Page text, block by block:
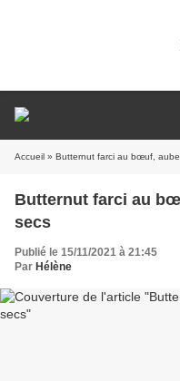
Accueil » Butternut farci au bœuf,
Butternut farci au
secs
Publié le 15/11/2021 à 21:45
Par Hélène